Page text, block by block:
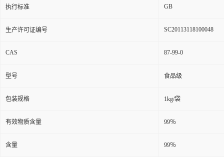
执行标准 GB
生产许可证编号 SC20113118100048
CAS 87-99-0
型号 食品级
包装规格 1kg/袋
有效物质含量 99％
含量 99％